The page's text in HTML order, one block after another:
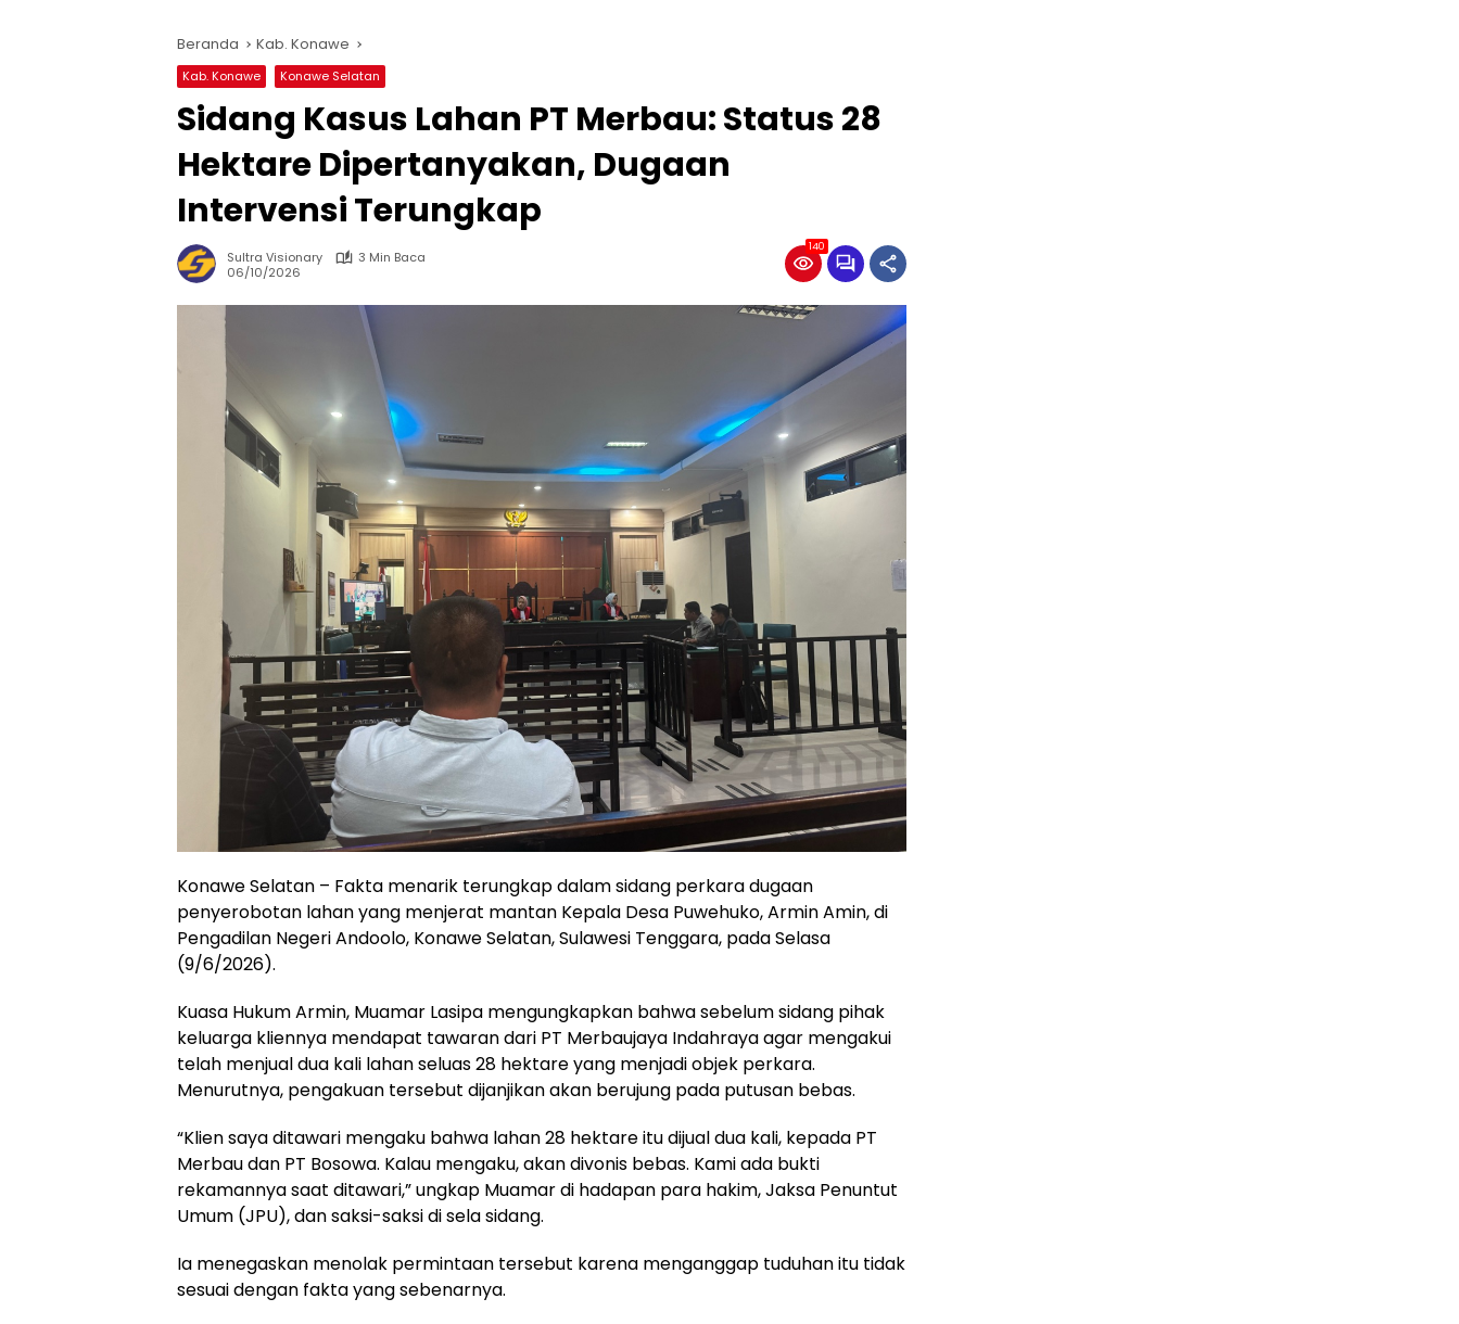
Beranda Kab. Konawe
Kab. Konawe Konawe Selatan
Sidang Kasus Lahan PT Merbau: Status 28
Hektare Dipertanyakan, Dugaan
Intervensi Terungkap
Sultra Visionary
3 Min Baca
06/10/2026
140
Konawe Selatan – Fakta menarik terungkap dalam sidang perkara dugaan
penyerobotan lahan yang menjerat mantan Kepala Desa Puwehuko, Armin Amin, di
Pengadilan Negeri Andoolo, Konawe Selatan, Sulawesi Tenggara, pada Selasa
(9/6/2026).
Kuasa Hukum Armin, Muamar Lasipa mengungkapkan bahwa sebelum sidang pihak
keluarga kliennya mendapat tawaran dari PT Merbaujaya Indahraya agar mengakui
telah menjual dua kali lahan seluas 28 hektare yang menjadi objek perkara.
Menurutnya, pengakuan tersebut dijanjikan akan berujung pada putusan bebas.
“Klien saya ditawari mengaku bahwa lahan 28 hektare itu dijual dua kali, kepada PT
Merbau dan PT Bosowa. Kalau mengaku, akan divonis bebas. Kami ada bukti
rekamannya saat ditawari,” ungkap Muamar di hadapan para hakim, Jaksa Penuntut
Umum (JPU), dan saksi-saksi di sela sidang.
Ia menegaskan menolak permintaan tersebut karena menganggap tuduhan itu tidak
sesuai dengan fakta yang sebenarnya.